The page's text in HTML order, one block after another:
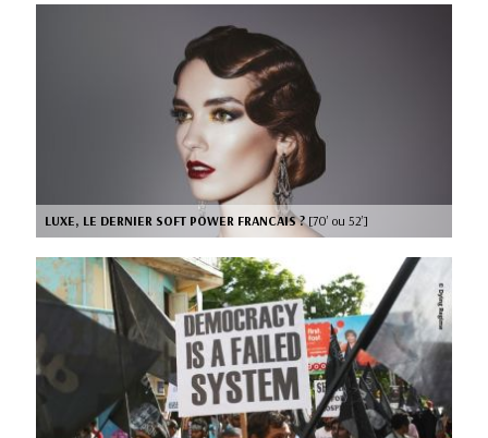
LUXE, LE DERNIER SOFT POWER FRANCAIS ?[70’ ou 52’]